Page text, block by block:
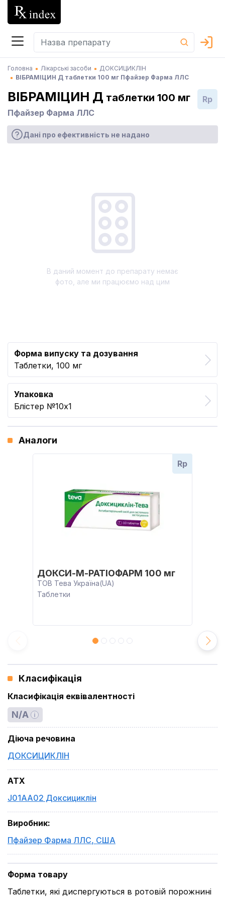
Головна Лікарські засоби
ДОКСИЦИКЛІН
ВІБРАМІЦИН Д таблетки 100 мг Пфайзер Фарма ЛЛС
ВІБРАМІЦИН Д таблетки 100 мг
Пфайзер Фарма ЛЛС
Rp
Дані про ефективність не надано
В даний момент до препарату немає
фото, але ми працюємо над цим
Форма випуску та дозування
Таблетки, 100 мг
Упаковка
Блістер №10x1
Аналоги
Rp
ДОКСИ-М-РАТІОФАРМ 100 мг
ТОВ Тева Україна(UA)
Таблетки
Класифікація
Класифікація еквівалентності
N/A
Діюча речовина
ДОКСИЦИКЛІН
ATX
J01AA02 Доксициклін
Виробник:
Пфайзер Фарма ЛЛС, США
Форма товару
Таблетки, які диспергуються в ротовій порожнині